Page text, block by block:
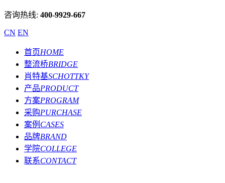
咨询热线: 400-9929-667
CN EN
首页HOME
整流桥BRIDGE
肖特基SCHOTTKY
产品PRODUCT
方案PROGRAM
采购PURCHASE
案例 CASES
品牌BRAND
学院COLLEGE
联系CONTACT